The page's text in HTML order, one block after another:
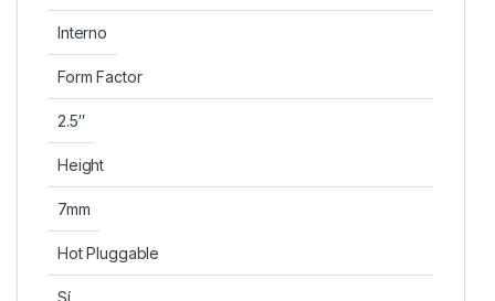
Interno
Form Factor
2.5″
Height
7mm
Hot Pluggable